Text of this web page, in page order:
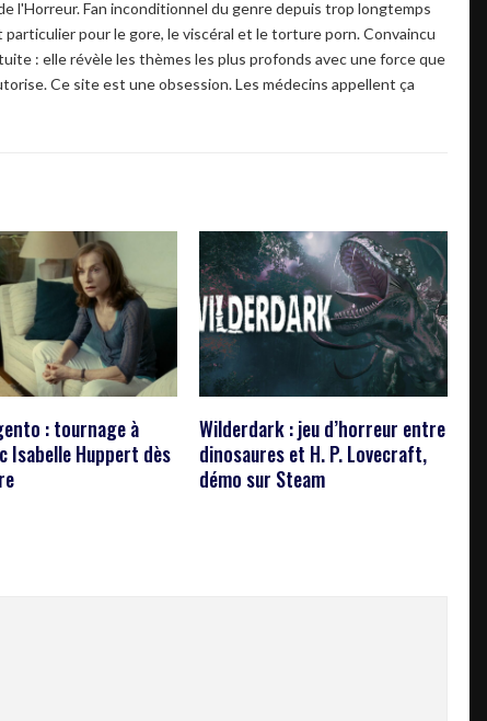
l'Horreur. Fan inconditionnel du genre depuis trop longtemps
pour le gore, le viscéral et le torture porn. Convaincu
: elle révèle les thèmes les plus profonds avec une force que
Ce site est une obsession. Les médecins appellent ça
: tournage à
Isabelle Huppert dès
Wilderdark : jeu d’horreur entre
dinosaures et H. P. Lovecraft,
démo sur Steam